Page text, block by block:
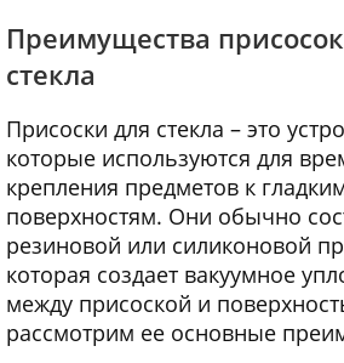
Преимущества
стекла
Присоски для стекла – это
которые используются для
крепления предметов к
поверхностям. Они обычно
резиновой или силиконовой
которая создает вакуумное
между присоской и
рассмотрим ее основные